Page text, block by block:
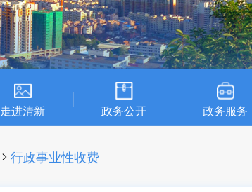
走进清新 政务公开 政务服务
> 行政事业性收费